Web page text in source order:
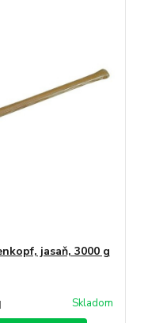
jasaň, 3000 g
Skladom